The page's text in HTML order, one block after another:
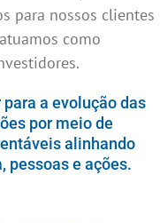
para nossos clientes
como
a evolução das
por meio de
alinhando
pessoas e ações.